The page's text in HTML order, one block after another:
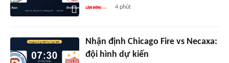
4 phút
Nhận định Chicago Fire vs Necaxa:
đội hình dự kiến